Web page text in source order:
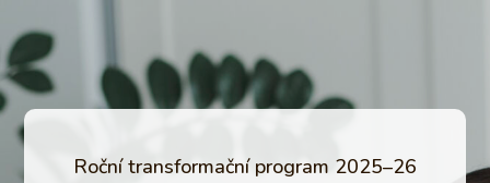
Roční transformační program 2025–26